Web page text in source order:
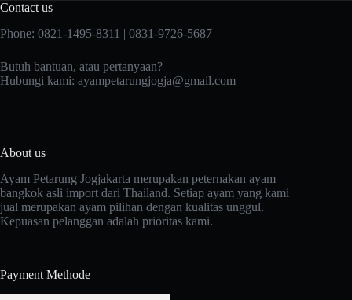
Contact us
Phone: 0821-1495-8311 | 0831-9726-5687
Butuh bantuan, atau pertanyaan?
Hubungi kami: ayampetarungjogja@gmail.com
About us
Ayam Petarung Jogjakarta merupakan peternakan ayam
bangkok asli import dari Thailand. Setiap ayam yang kami
jual merupakan ayam pilihan dengan kualitas unggul.
Kepuasan pelanggan adalah prioritas kami.
Payment Methode